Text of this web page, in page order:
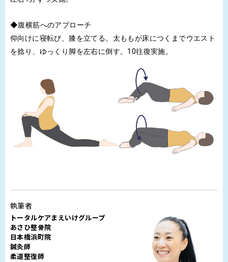
◆腹横筋へのアプローチ
仰向けに寝転び、膝を立てる。 太ももが床につくまでウエスト
を捻り、ゆっくり脚を左右に倒す。 1 0往復実施。
執筆者
トータルケアまえいけグループ
あさひ整骨院
日本橋浜町院
鍼灸師
柔道整復師